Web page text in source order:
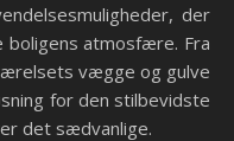
der
atmosfære. Fra
vægge og gulve
for den stilbevidste
det sædvanlige.